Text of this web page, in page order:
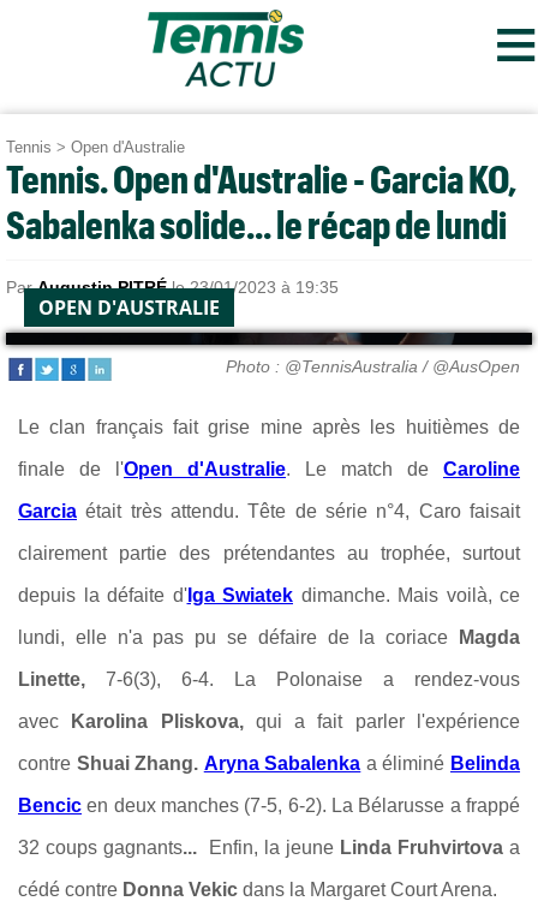
≡
Tennis > Open d'Australie
Tennis. Open d'Australie - Garcia KO,
Sabalenka solide... le récap de lundi
ParAugustin PITRÉle 23/01/2023 à 19:35
OPEN D'AUSTRALIE
Photo : @TennisAustralia / @AusOpen
Le clan français fait grise mine après les huitièmes de
finale de l'Open d'Australie. Le match de Caroline
Garcia était très attendu. Tête de série n°4, Caro faisait
clairement partie des prétendantes au trophée, surtout
depuis la défaite d'Iga Swiatek dimanche. Mais voilà, ce
lundi, elle n'a pas pu se défaire de la coriace Magda
Linette, 7-6(3), 6-4. La Polonaise a rendez-vous
avec Karolina Pliskova, qui a fait parler l'expérience
contre Shuai Zhang. Aryna Sabalenka a éliminé Belinda
Bencic en deux manches (7-5, 6-2). La Bélarusse a frappé
32 coups gagnants... Enfin, la jeune Linda Fruhvirtova a
cédé contre Donna Vekic dans la Margaret Court Arena.